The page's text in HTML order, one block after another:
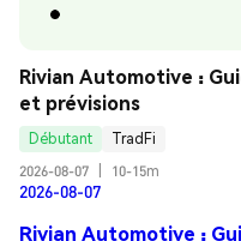
Rivian Automotive :
et prévisions
Débutant
TradFi
2026-08-07
10-15m
2026-08-07
Rivian Automotive :